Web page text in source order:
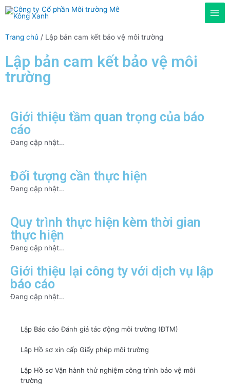
Trang chủ / Lập bản cam kết bảo vệ môi trường
Lập bản cam kết bảo vệ môi
trường
Giới thiệu tầm quan trọng của báo
cáo
Đang cập nhật…
Đối tượng cần thực hiện
Đang cập nhật…
Quy trình thực hiện kèm thời gian
thực hiện
Đang cập nhật…
Giới thiệu lại công ty với dịch vụ lập
báo cáo
Đang cập nhật…
Lập Báo cáo Đánh giá tác động môi trường (ĐTM)
Lập Hồ sơ xin cấp Giấy phép môi trường
Lập Hồ sơ Vận hành thử nghiệm công trình bảo vệ môi
trường